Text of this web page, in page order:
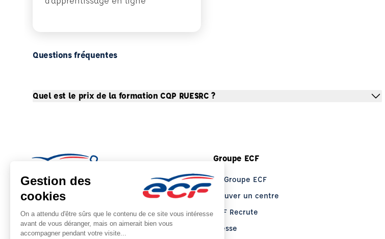
Questions fréquentes
Quel est le prix de la formation CQP RUESRC ?
Groupe ECF
Le Groupe ECF
Trouver un centre
ECF Recrute
Presse